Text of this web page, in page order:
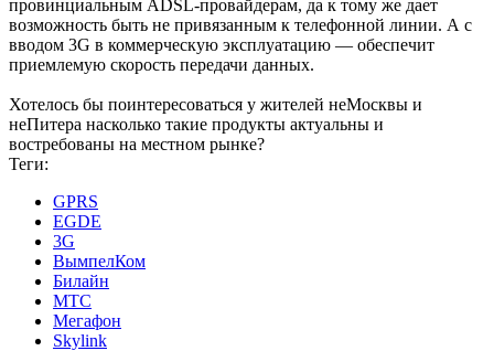
провинциальным ADSL-провайдерам, да к тому же дает
возможность быть не привязанным к телефонной линии. А с
вводом 3G в коммерческую эксплуатацию — обеспечит
приемлемую скорость передачи данных.
Хотелось бы поинтересоваться у жителей неМосквы и
неПитера насколько такие продукты актуальны и
востребованы на местном рынке?
Теги:
GPRS
EGDE
3G
ВымпелКом
Билайн
МТС
Мегафон
Skylink